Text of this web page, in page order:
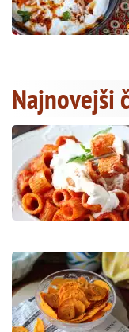
Najnovejši